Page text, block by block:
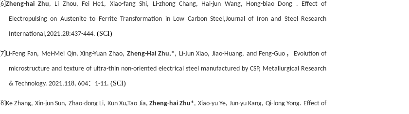
[6] Zheng-hai Zhu, Li Zhou, Fei He1, Xiao-fang Shi, Li-zhong Chang, Hai-jun Wang, Hong-biao Dong . Effect of
Electropulsing on Austenite to Ferrite Transformation in Low Carbon Steel,Journal of Iron and Steel Research
International,2021,28:437-444. (SCI)
[7]Li-Feng Fan, Mei-Mei Qin, Xing-Yuan Zhao, Zheng-Hai Zhu,*, Li-Jun Xiao, Jiao-Huang, and Feng-Guo ， Evolution of
microstructure and texture of ultra-thin non-oriented electrical steel manufactured by CSP, Metallurgical Research
& Technology. 2021,118, 604： 1-11. (SCI)
[8]Ke Zhang, Xin-jun Sun, Zhao-dong Li, Kun Xu,Tao Jia, Zheng-hai Zhu*, Xiao-yu Ye, Jun-yu Kang, Qi-long Yong. Effect of